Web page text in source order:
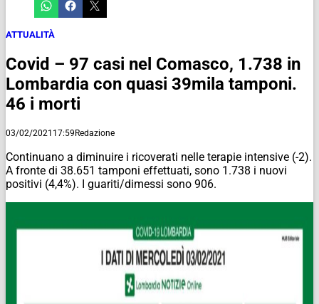
ATTUALITÀ
Covid – 97 casi nel Comasco, 1.738 in
Lombardia con quasi 39mila tamponi.
46 i morti
03/02/2021 17:59Redazione
Continuano a diminuire i ricoverati nelle terapie intensive (-2).
A fronte di 38.651 tamponi effettuati, sono 1.738 i nuovi
positivi (4,4%). I guariti/dimessi sono 906.